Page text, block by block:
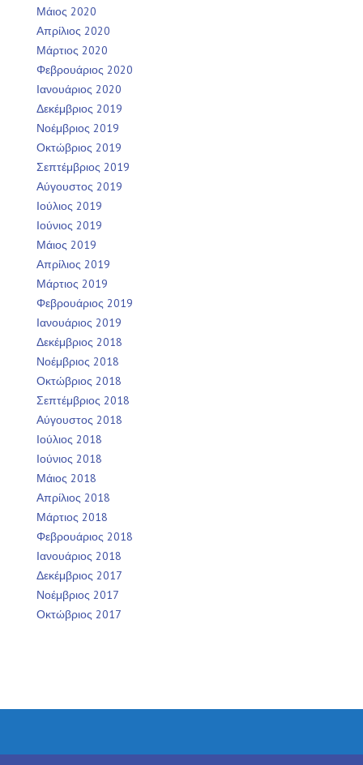
Μάιος 2020
Απρίλιος 2020
Μάρτιος 2020
Φεβρουάριος 2020
Ιανουάριος 2020
Δεκέμβριος 2019
Νοέμβριος 2019
Οκτώβριος 2019
Σεπτέμβριος 2019
Αύγουστος 2019
Ιούλιος 2019
Ιούνιος 2019
Μάιος 2019
Απρίλιος 2019
Μάρτιος 2019
Φεβρουάριος 2019
Ιανουάριος 2019
Δεκέμβριος 2018
Νοέμβριος 2018
Οκτώβριος 2018
Σεπτέμβριος 2018
Αύγουστος 2018
Ιούλιος 2018
Ιούνιος 2018
Μάιος 2018
Απρίλιος 2018
Μάρτιος 2018
Φεβρουάριος 2018
Ιανουάριος 2018
Δεκέμβριος 2017
Νοέμβριος 2017
Οκτώβριος 2017